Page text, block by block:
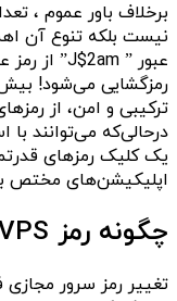
برخلاف باور عموم ،
نیست بلکه تنوع آن
رمزگشایی می‌شود!
ترکیبی و امن، از
درحالی‌که می‌توانند با
یک کلیک رمزهای
اپلیکیشن‌های مختص
چگونه رمز VPS ویندوز را عوض کنیم؟
تغییر رمز سرور مجازی